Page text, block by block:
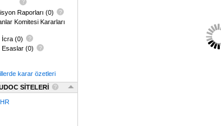
Raporları (0)
Komitesi Kararları
İcra (0)
Esaslar (0)
karar özetleri
SİTELERİ